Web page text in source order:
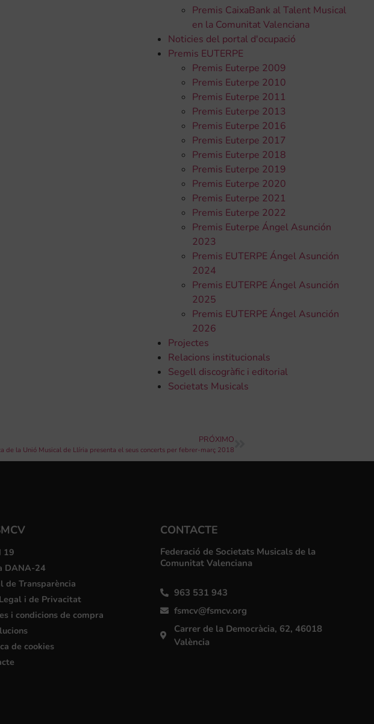
Premis CaixaBank al Talent Musical
en la Comunitat Valenciana
Noticies del portal d'ocupació
Premis EUTERPE
Premis Euterpe 2009
Premis Euterpe 2010
Premis Euterpe 2011
Premis Euterpe 2013
Premis Euterpe 2016
Premis Euterpe 2017
Premis Euterpe 2018
Premis Euterpe 2019
Premis Euterpe 2020
Premis Euterpe 2021
Premis Euterpe 2022
Premis Euterpe Ángel Asunción
2023
Premis EUTERPE Ángel Asunción
2024
Premis EUTERPE Ángel Asunción
2025
Premis EUTERPE Ángel Asunción
2026
Projectes
Relacions institucionals
Segell discogràfic i editorial
Societats Musicals
PRÓXIMO
de la Unió Musical de Llíria presenta el seus concerts per febrer-març 2018
19
DANA-24
de Transparència
i de Privacitat
i condicions de compra
de cookies
CONTACTE
Federació de Societats Musicals de la
Comunitat Valenciana
963 531 943
fsmcv@fsmcv.org
Carrer de la Democràcia, 62, 46018
València